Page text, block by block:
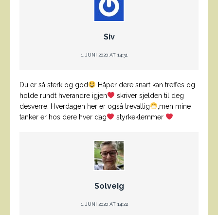
Siv
1. JUNI 2020 AT 14:31
Du er så sterk og god
Håper dere snart kan treffes og
holde rundt hverandre igjen
skriver sjelden til deg
desverre. Hverdagen her er også trevallig
,men mine
tanker er hos dere hver dag
styrkeklemmer
Solveig
1. JUNI 2020 AT 14:22